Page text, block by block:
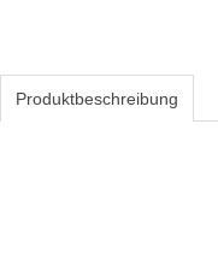
Produktbeschreibung